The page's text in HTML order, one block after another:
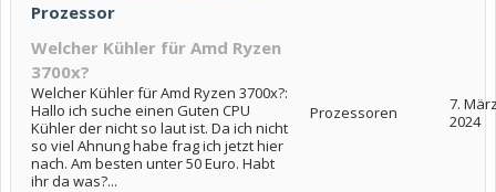
Prozessor
Welcher Kühler für Amd Ryzen
3700x?
Welcher Kühler für Amd Ryzen 3700x?:
Hallo ich suche einen Guten CPU
Kühler der nicht so laut ist. Da ich nicht
so viel Ahnung habe frag ich jetzt hier
nach. Am besten unter 50 Euro. Habt
ihr da was?...
Prozessoren
7.
2024